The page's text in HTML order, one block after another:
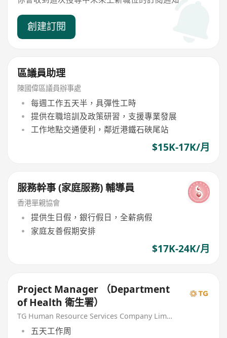
創建訂閱
區議員助理
陳國偉區議員辦事處
每週工作五天半，具彈性工時
提供在職培訓及政策研習，支援專業發展
工作地點交通便利，鄰近港鐵石硤尾站
$15K-17K/月
服務幹事 (家庭服務) 輔導員
香港單親協會
提供生日假，銀行假日，全薪病假
家庭友善假期安排
$17K-24K/月
Project Manager （Department
of Health 衛生署）
TG Human Resource Services Company Limited
五天工作周